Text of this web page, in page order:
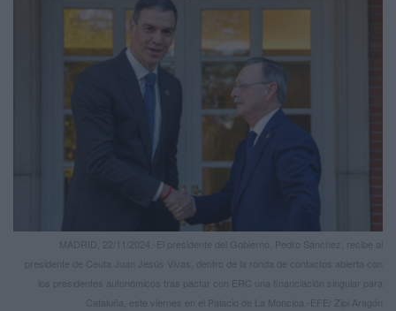
MADRID, 22/11/2024.-El presidente del Gobierno, Pedro Sánchez, recibe al
presidente de Ceuta Juan Jesús Vivas, dentro de la ronda de contactos abierta con
los presidentes autonómicos tras pactar con ERC una financiación singular para
Cataluña, este viernes en el Palacio de La Moncloa.-EFE/ Zipi Aragón